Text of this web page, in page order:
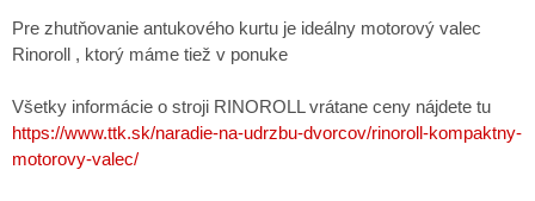
Pre zhutňovanie antukového kurtu je ideálny motorový valec
Rinoroll , ktorý máme tiež v ponuke
Všetky informácie o stroji RINOROLL vrátane ceny nájdete tu
https://www.ttk.sk/naradie-na-udrzbu-dvorcov/rinoroll-kompaktny-
motorovy-valec/